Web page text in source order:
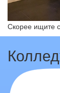
Скорее ищите